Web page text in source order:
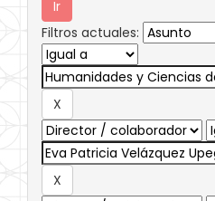
Filtros actuales: